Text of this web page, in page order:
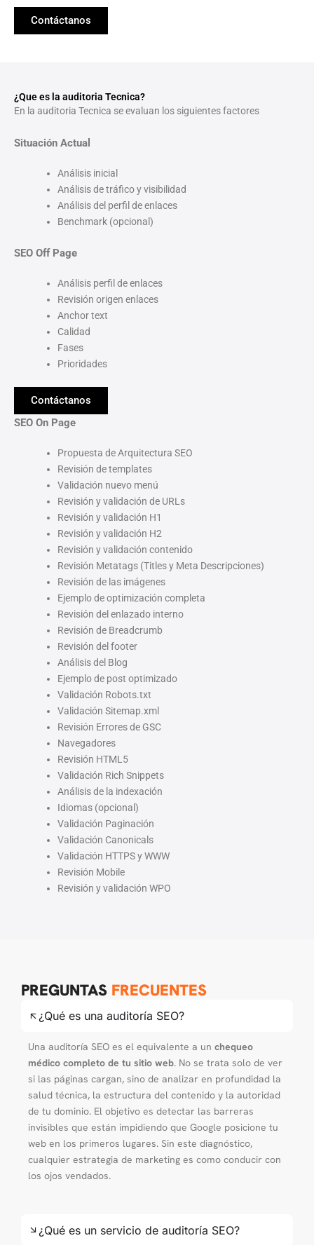
Contáctanos
SEO On Page
Propuesta de Arquitectura SEO
Revisión de templates
Validación nuevo menú
Revisión y validación de URLs
Revisión y validación H1
Revisión y validación H2
Revisión y validación contenido
Revisión Metatags (Titles y Meta Descripciones)
Revisión de las imágenes
Ejemplo de optimización completa
Revisión del enlazado interno
Revisión de Breadcrumb
Revisión del footer
Análisis del Blog
Ejemplo de post optimizado
Validación Robots.txt
Validación Sitemap.xml
Revisión Errores de GSC
Navegadores
Revisión HTML5
Validación Rich Snippets
Análisis de la indexación
Idiomas (opcional)
Validación Paginación
Validación Canonicals
Validación HTTPS y WWW
Revisión Mobile
Revisión y validación WPO
¿Que es la auditoria Tecnica?
En la auditoria Tecnica se evaluan los siguientes factores
Situación Actual
Análisis inicial
Análisis de tráfico y visibilidad
Análisis del perfil de enlaces
Benchmark (opcional)
SEO Off Page
Análisis perfil de enlaces
Revisión origen enlaces
Anchor text
Calidad
Fases
Prioridades
Contáctanos
PREGUNTAS FRECUENTES
¿Qué es una auditoría SEO?
Una auditoría SEO es el equivalente a un chequeo
médico completo de tu sitio web. No se trata solo de ver
si las páginas cargan, sino de analizar en profundidad la
salud técnica, la estructura del contenido y la autoridad
de tu dominio. El objetivo es detectar las barreras
invisibles que están impidiendo que Google posicione tu
web en los primeros lugares. Sin este diagnóstico,
cualquier estrategia de marketing es como conducir con
los ojos vendados.
¿Qué es un servicio de auditoría SEO?